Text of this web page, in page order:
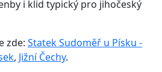
i klid typický pro jihočeský
zde: Statek Sudoměř u Písku -
, Jižní Čechy.